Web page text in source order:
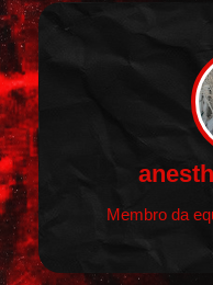
Membro da